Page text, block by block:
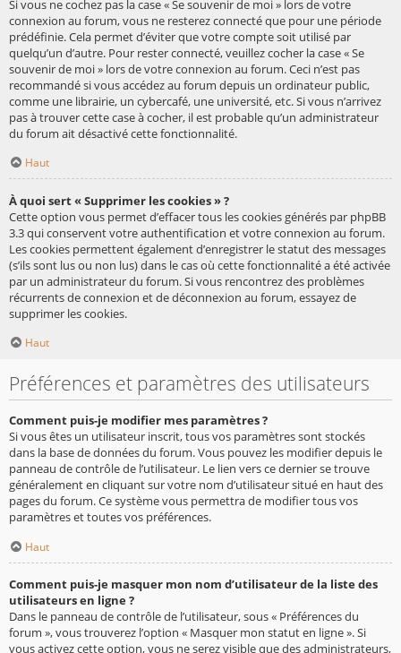
Si vous ne cochez pas la case « Se souvenir de moi » lors de votre
connexion au forum, vous ne resterez connecté que pour une période
prédéfinie. Cela permet d’éviter que votre compte soit utilisé par
quelqu’un d’autre. Pour rester connecté, veuillez cocher la case « Se
souvenir de moi » lors de votre connexion au forum. Ceci n’est pas
recommandé si vous accédez au forum depuis un ordinateur public,
comme une librairie, un cybercafé, une université, etc. Si vous n’arrivez
pas à trouver cette case à cocher, il est probable qu’un administrateur
du forum ait désactivé cette fonctionnalité.
Haut
À quoi sert « Supprimer les cookies » ?
Cette option vous permet d’effacer tous les cookies générés par phpBB
3.3 qui conservent votre authentification et votre connexion au forum.
Les cookies permettent également d’enregistrer le statut des messages
(s’ils sont lus ou non lus) dans le cas où cette fonctionnalité a été activée
par un administrateur du forum. Si vous rencontrez des problèmes
récurrents de connexion et de déconnexion au forum, essayez de
supprimer les cookies.
Haut
Préférences et paramètres des utilisateurs
Comment puis-je modifier mes paramètres ?
Si vous êtes un utilisateur inscrit, tous vos paramètres sont stockés
dans la base de données du forum. Vous pouvez les modifier depuis le
panneau de contrôle de l’utilisateur. Le lien vers ce dernier se trouve
généralement en cliquant sur votre nom d’utilisateur situé en haut des
pages du forum. Ce système vous permettra de modifier tous vos
paramètres et toutes vos préférences.
Haut
Comment puis-je masquer mon nom d’utilisateur de la liste des
utilisateurs en ligne ?
Dans le panneau de contrôle de l’utilisateur, sous « Préférences du
forum », vous trouverez l’option « Masquer mon statut en ligne ». Si
vous activez cette option, vous ne serez visible que des administrateurs,